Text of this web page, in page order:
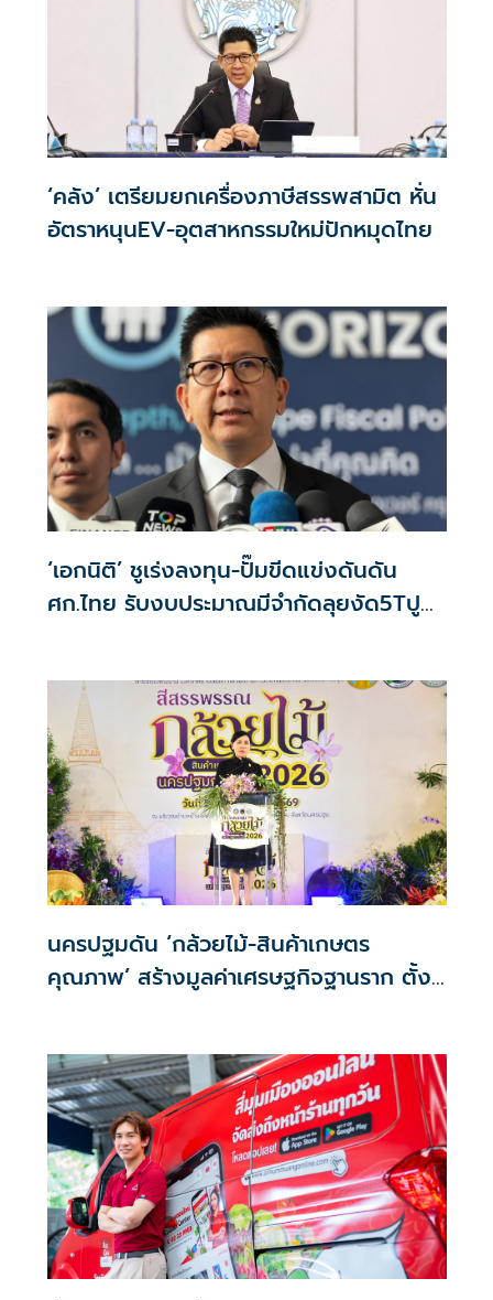
‘คลัง’ เตรียมยกเครื่องภาษีสรรพสามิต หั่น
อัตราหนุนEV-อุตสาหกรรมใหม่ปักหมุดไทย
‘เอกนิติ’ ชูเร่งลงทุน-ปั๊มขีดแข่งดันดัน
ศก.ไทย รับงบประมาณมีจำกัดลุยงัด5Tปู
นครปฐมดัน ‘กล้วยไม้-สินค้าเกษตร
คุณภาพ’ สร้างมูลค่าเศรษฐกิจฐานราก ตั้ง